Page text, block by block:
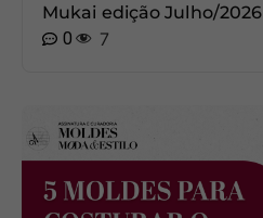
Mukai edição Julho/2026
0
7